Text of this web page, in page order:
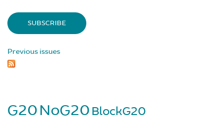
Previous issues
G20NoG20 BlockG20